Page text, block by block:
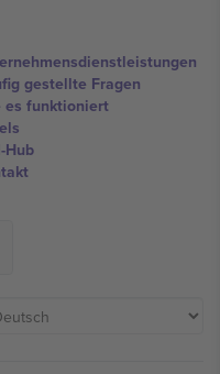
gestellte Fragen
es funktioniert
Hub